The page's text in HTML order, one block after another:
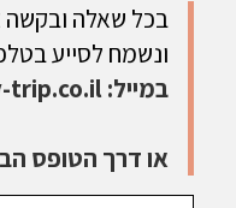
בכל שאלה ובקשה
ונשמח לסייע
במייל:trip.co.il
או דרך הטופס